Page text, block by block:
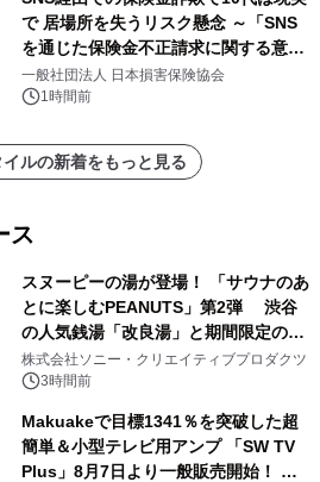
で 居場所を失うリスク懸念 ～「SNS
を通じた保険金不正請求に関する意識
調査」を実施、 認知度の低さも浮き彫
りに～
一般社団法人 日本損害保険協会
1時間前
ルの新着をもっと見る
ス
スヌーピーの湯が登場！ 「サウナのあ
とに楽しむPEANUTS」第2弾 渋谷
の人気銭湯「改良湯」と期間限定のコ
ラボレーション サウナイキタイコラ
ボグッズも発売決定！
株式会社ソニー・クリエイティブプロダクツ
3時間前
Makuakeで目標1341％を突破した超
簡単＆小型テレビ用アンプ 「SW TV
Plus」8月7日より一般販売開始！ ケ